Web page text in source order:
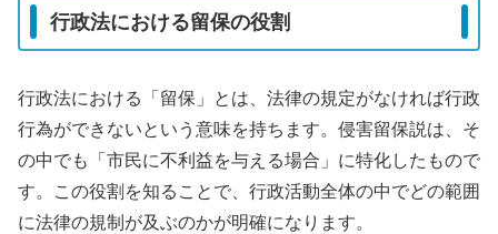
行政法における留保の役割
行政法における「留保」とは、法律の規定がなければ行政
行為ができないという意味を持ちます。侵害留保説は、そ
の中でも「市民に不利益を与える場合」に特化したもので
す。この役割を知ることで、行政活動全体の中でどの範囲
に法律の規制が及ぶのかが明確になります。